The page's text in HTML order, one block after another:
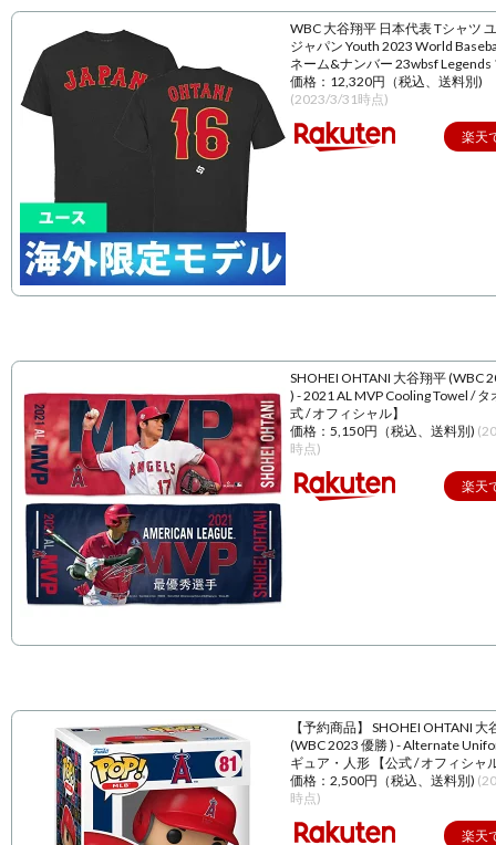
WBC 大谷翔平 日本代表 Tシャツ
ジャパン Youth 2023 World
ネーム&ナンバー 23wbsf Legends
価格：12,320円（税込、送料別)
(2023/3/31時点)
楽天
SHOHEI OHTANI 大谷翔平 (WBC
) - 2021 AL MVP Cooling Towel / タ
式 / オフィシャル】
価格：5,150円（税込、送料別)
時点)
楽天
【予約商品】 SHOHEI OHTANI 大
(WBC 2023 優勝 ) - Alternate
ギュア・人形 【公式 / オフィシャ
価格：2,500円（税込、送料別)
時点)
楽天